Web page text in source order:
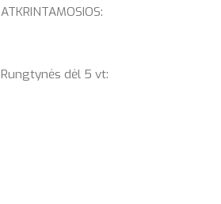
ATKRINTAMOSIOS:
Rungtynės dėl 5 vt: